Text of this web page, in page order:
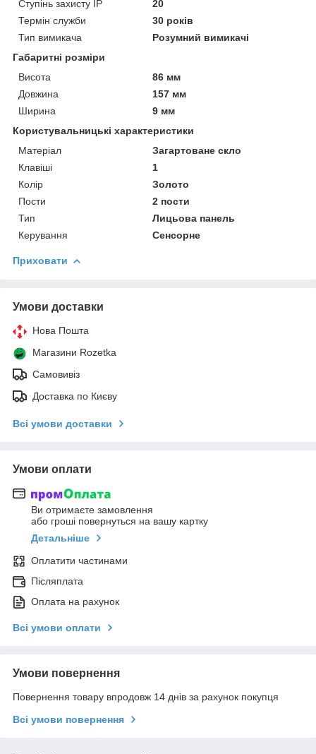
Ступінь захисту IP
20
Термін служби
30 років
Тип вимикача
Розумний вимикачі
Габаритні розміри
Висота
86 мм
Довжина
157 мм
Ширина
9 мм
Користувальницькі характеристики
Матеріал
Загартоване скло
Клавіші
1
Колір
Золото
Пости
2 пости
Тип
Лицьова панель
Керування
Сенсорне
Приховати
Умови доставки
Нова Пошта
Магазини Rozetka
Самовивіз
Доставка по Києву
Всі умови доставки
Умови оплати
Ви отримаєте замовлення
або гроші повернуться на вашу картку
Детальніше
Оплатити частинами
Післяплата
Оплата на рахунок
Всі умови оплати
Умови повернення
Повернення товару впродовж 14 днів за рахунок покупця
Всі умови повернення